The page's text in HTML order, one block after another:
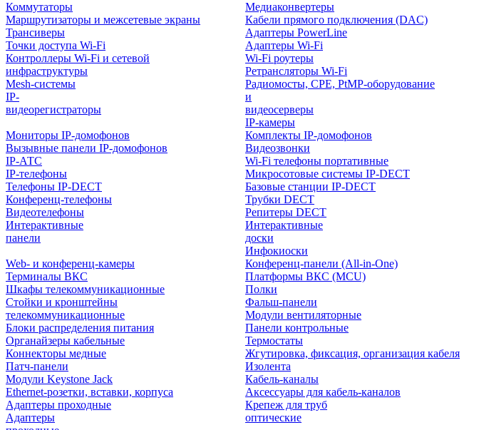
Коммутаторы
Маршрутизаторы и межсетевые экраны
Трансиверы
Медиаконвертеры
Кабели прямого подключения (DAC)
Адаптеры PowerLine
Точки доступа Wi-Fi
Контроллеры Wi-Fi и сетевой
инфраструктуры
Mesh-системы
Адаптеры Wi-Fi
Wi-Fi роутеры
Ретрансляторы Wi-Fi
Радиомосты, CPE, PtMP-оборудование
IP-
видеорегистраторы
и
видеосерверы
IP-камеры
Мониторы IP-домофонов
Вызывные панели IP-домофонов
Комплекты IP-домофонов
Видеозвонки
IP-АТС
IP-телефоны
Телефоны IP-DECT
Конференц-телефоны
Видеотелефоны
Wi-Fi телефоны портативные
Микросотовые системы IP-DECT
Базовые станции IP-DECT
Трубки DECT
Репитеры DECT
Интерактивные
панели
Интерактивные
доски
Инфокиоски
Web- и конференц-камеры
Терминалы ВКС
Конференц-панели (All-in-One)
Платформы ВКС (MCU)
Шкафы телекоммуникационные
Стойки и кронштейны
телекоммуникационные
Блоки распределения питания
Органайзеры кабельные
Полки
Фальш-панели
Модули вентиляторные
Панели контрольные
Термостаты
Коннекторы медные
Патч-панели
Модули Keystone Jack
Ethernet-розетки, вставки, корпуса
Адаптеры проходные
Жгутировка, фиксация, организация кабеля
Изолента
Кабель-каналы
Аксессуары для кабель-каналов
Крепеж для труб
Адаптеры
оптические